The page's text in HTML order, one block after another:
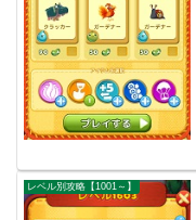
レベル別攻略【1001～】